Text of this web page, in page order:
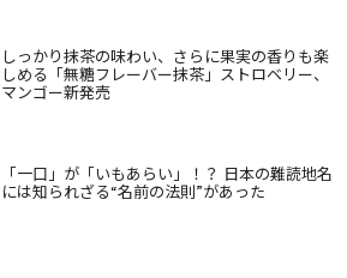
しっかり抹茶の味わい、さらに果実の香りも楽
しめる「無糖フレーバー抹茶」ストロベリー、
マンゴー新発売
「一口」が「いもあらい」！？ 日本の難読地名
には知られざる“名前の法則”があった